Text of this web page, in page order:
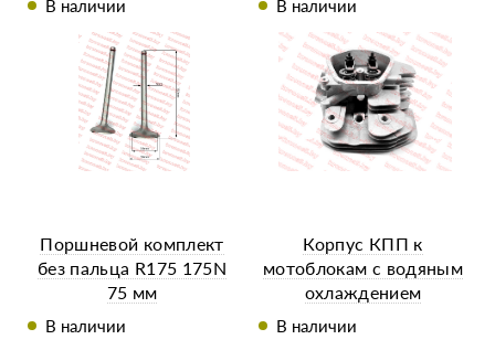
В наличии В наличии
Поршневой комплект
без пальца R175 175N
75 мм
В наличии
Корпус КПП к
мотоблокам с водяным
охлаждением
(крепление 2 болта)
В наличии